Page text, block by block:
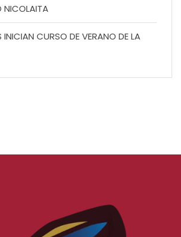
NICOLAITA
INICIAN CURSO DE VERANO DE LA